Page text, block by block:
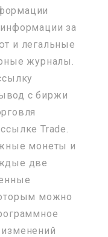
за
и легальные
журналы.
с биржи
Trade.
монеты и
две
можно